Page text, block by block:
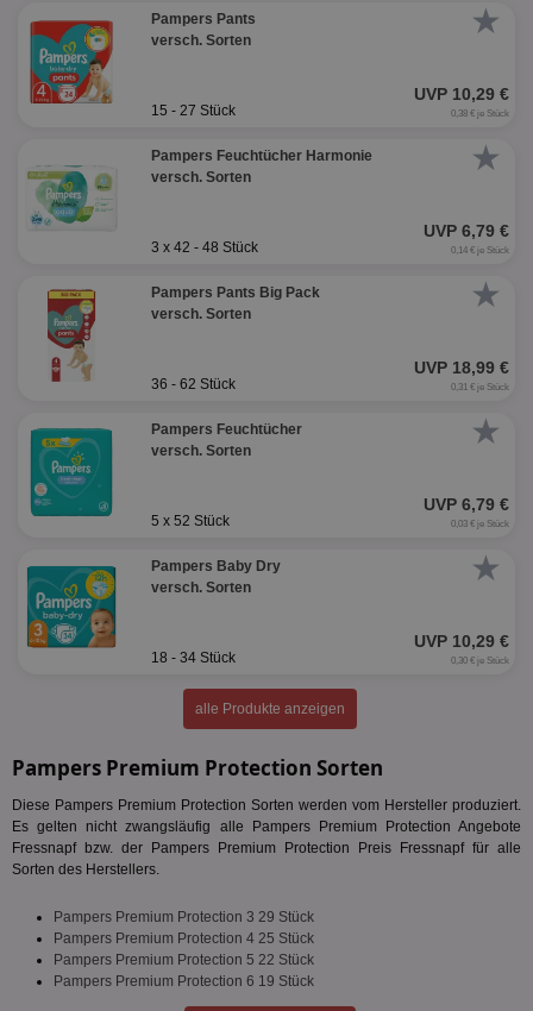
★
Pampers Pants
versch. Sorten
UVP 10,29 €
15 - 27 Stück 0,38 € je Stück
★
Pampers Feuchtücher Harmonie
versch. Sorten
UVP 6,79 €
3 x 42 - 48 Stück 0,14 € je Stück
★
Pampers Pants Big Pack
versch. Sorten
UVP 18,99 €
36 - 62 Stück 0,31 € je Stück
★
Pampers Feuchtücher
versch. Sorten
UVP 6,79 €
5 x 52 Stück 0,03 € je Stück
★
Pampers Baby Dry
versch. Sorten
UVP 10,29 €
18 - 34 Stück 0,30 € je Stück
alle Produkte anzeigen
Pampers Premium Protection Sorten
Diese Pampers Premium Protection Sorten werden vom Hersteller produziert.
Es gelten nicht zwangsläufig alle Pampers Premium Protection Angebote
Fressnapf bzw. der Pampers Premium Protection Preis Fressnapf für alle
Sorten des Herstellers.
Pampers Premium Protection 3 29 Stück
Pampers Premium Protection 4 25 Stück
Pampers Premium Protection 5 22 Stück
Pampers Premium Protection 6 19 Stück